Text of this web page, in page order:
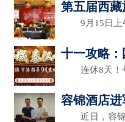
第五届西藏
9月15日上
十一攻略：
连休8天！号
容锦酒店
近日，容锦